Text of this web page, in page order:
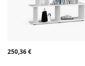
250,36€